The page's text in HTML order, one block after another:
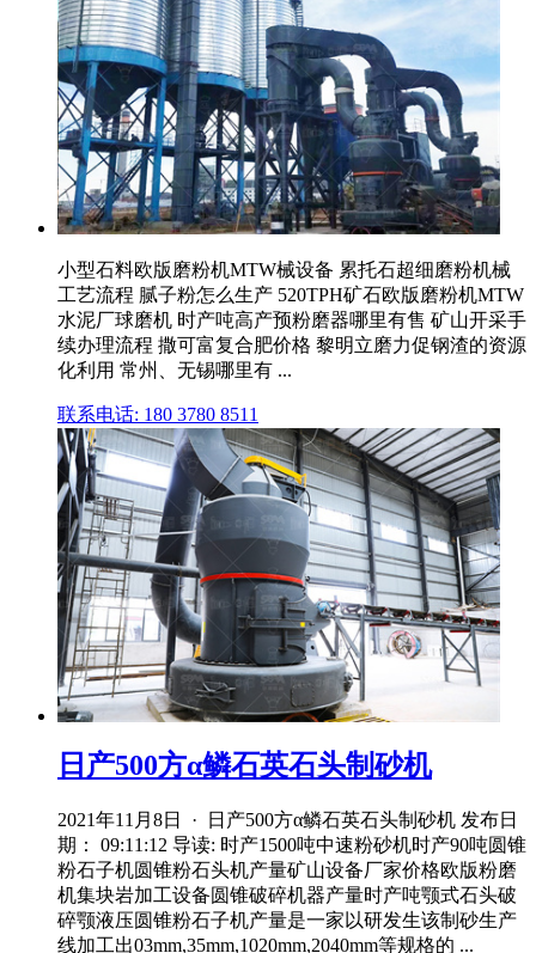
小型石料欧版磨粉机MTW械设备 累托石超细磨粉机械
工艺流程 腻子粉怎么生产 520TPH矿石欧版磨粉机MTW
水泥厂球磨机 时产吨高产预粉磨器哪里有售 矿山开采手
续办理流程 撒可富复合肥价格 黎明立磨力促钢渣的资源
化利用 常州、无锡哪里有 ...
联系电话: 180 3780 8511
日产500方α鳞石英石头制砂机
2021年11月8日 · 日产500方α鳞石英石头制砂机 发布日
期： 09:11:12 导读: 时产1500吨中速粉砂机时产90吨圆锥
粉石子机圆锥粉石头机产量矿山设备厂家价格欧版粉磨
机集块岩加工设备圆锥破碎机器产量时产吨颚式石头破
碎颚液压圆锥粉石子机产量是一家以研发生该制砂生产
线加工出03mm,35mm,1020mm,2040mm等规格的 ...